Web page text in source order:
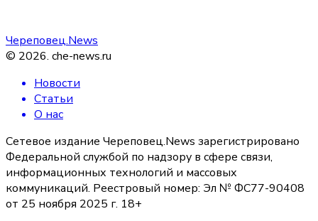
Череповец.News
© 2026. che-news.ru
Новости
Статьи
О нас
Сетевое издание Череповец.News зарегистрировано
Федеральной службой по надзору в сфере связи,
информационных технологий и массовых
коммуникаций. Реестровый номер: Эл № ФС77-90408
от 25 ноября 2025 г. 18+